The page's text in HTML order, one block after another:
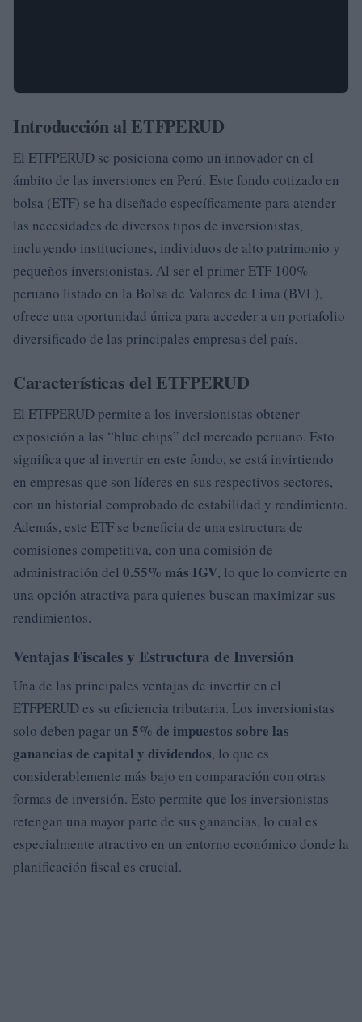
Introducción al ETFPERUD
El ETFPERUD se posiciona como un innovador en el
ámbito de las inversiones en Perú. Este fondo cotizado en
bolsa (ETF) se ha diseñado específicamente para atender
las necesidades de diversos tipos de inversionistas,
incluyendo instituciones, individuos de alto patrimonio y
pequeños inversionistas. Al ser el primer ETF 100%
peruano listado en la Bolsa de Valores de Lima (BVL),
ofrece una oportunidad única para acceder a un portafolio
diversificado de las principales empresas del país.
Características del ETFPERUD
El ETFPERUD permite a los inversionistas obtener
exposición a las “blue chips” del mercado peruano. Esto
significa que al invertir en este fondo, se está invirtiendo
en empresas que son líderes en sus respectivos sectores,
con un historial comprobado de estabilidad y rendimiento.
Además, este ETF se beneficia de una estructura de
comisiones competitiva, con una comisión de
administración del 0.55% más IGV, lo que lo convierte en
una opción atractiva para quienes buscan maximizar sus
rendimientos.
Ventajas Fiscales y Estructura de Inversión
Una de las principales ventajas de invertir en el
ETFPERUD es su eficiencia tributaria. Los inversionistas
solo deben pagar un 5% de impuestos sobre las
ganancias de capital y dividendos, lo que es
considerablemente más bajo en comparación con otras
formas de inversión. Esto permite que los inversionistas
retengan una mayor parte de sus ganancias, lo cual es
especialmente atractivo en un entorno económico donde la
planificación fiscal es crucial.